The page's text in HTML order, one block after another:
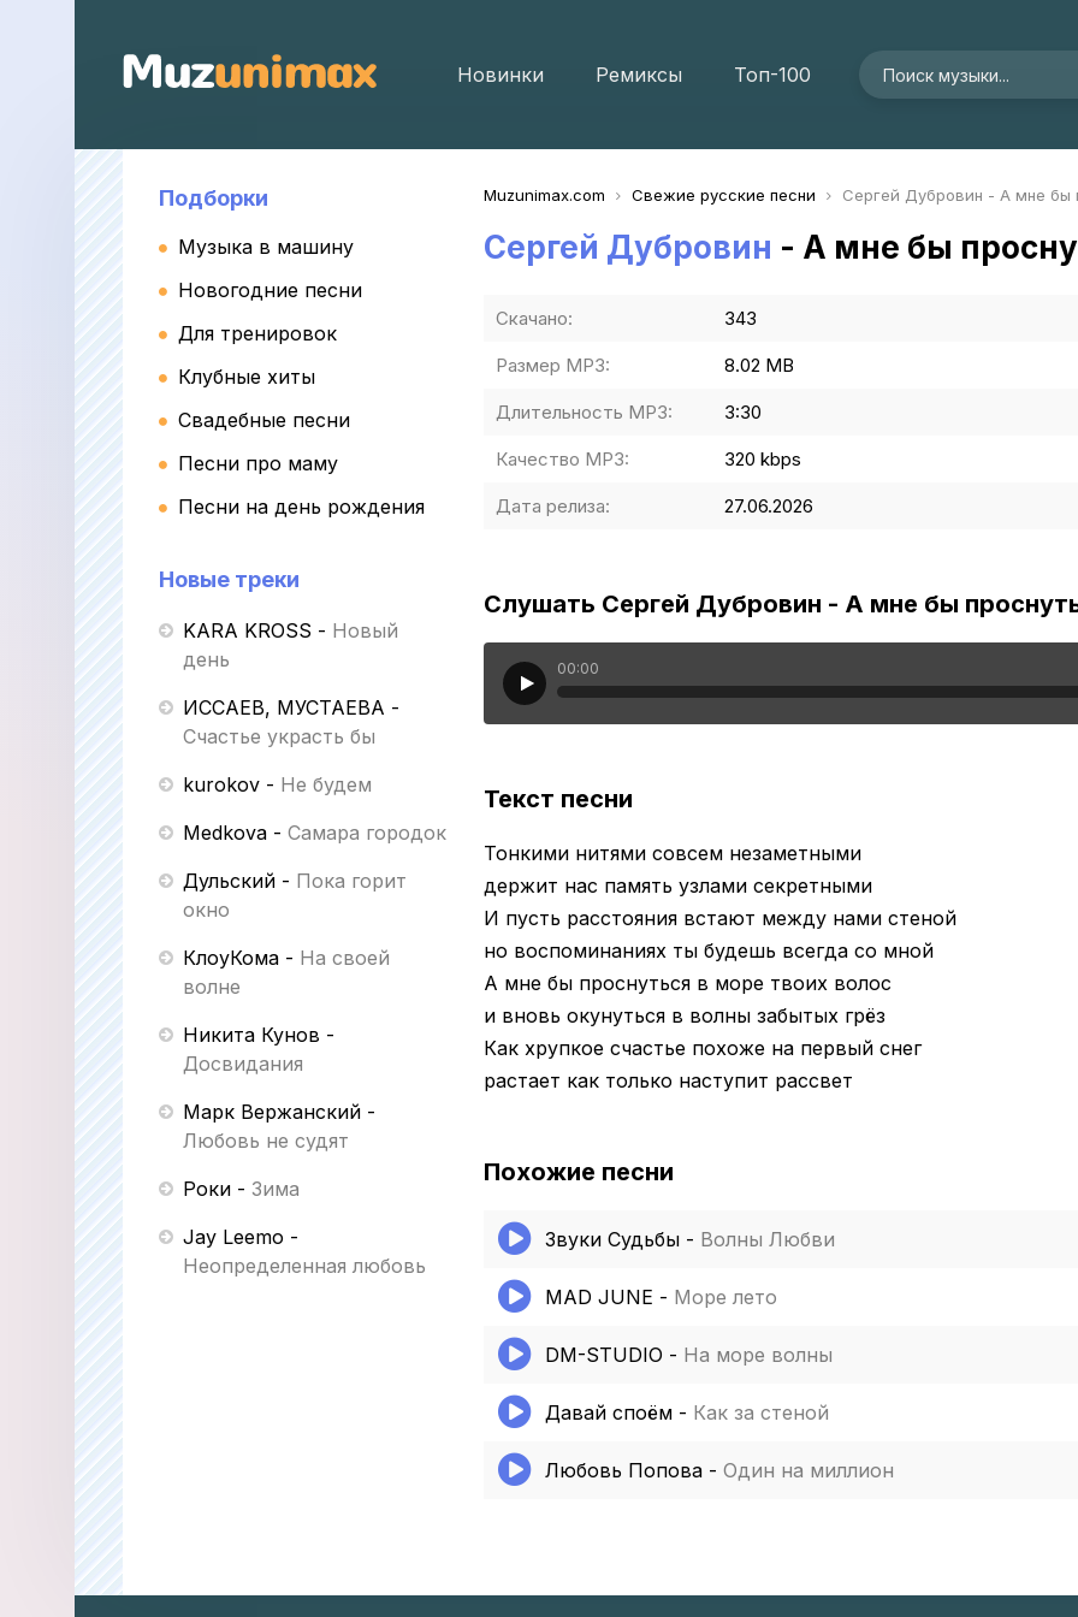
Новинки Ремиксы Топ-100
Подборки
Музыка в машину
Новогодние песни
Для тренировок
Клубные хиты
Свадебные песни
Песни про маму
Песни на день рождения
Новые треки
KARA KROSS - Новый
день
ИССАЕВ, МУСТАЕВА -
Счастье украсть бы
kurokov - Не будем
Medkova - Самара городок
Дульский - Пока горит
окно
КлоуКома - На своей
волне
Никита Кунов -
Досвидания
Марк Вержанский -
Любовь не судят
Роки - Зима
Jay Leemo -
Неопределенная любовь
Muzunimax.com Свежие русские песни Сергей Дубровин - А мне бы
Сергей Дубровин - А мне бы
Скачано: 343
Размер MP3: 8.02 MB
Длительность MP3: 3:30
Качество MP3: 320 kbps
Дата релиза: 27.06.2026
Слушать Сергей Дубровин - А мне бы
00:00
Текст песни
Тонкими нитями совсем незаметными
держит нас память узлами секретными
И пусть расстояния встают между нами стеной
но воспоминаниях ты будешь всегда со мной
А мне бы проснуться в море твоих волос
и вновь окунуться в волны забытых грёз
Как хрупкое счастье похоже на первый снег
растает как только наступит рассвет
Похожие песни
Звуки Судьбы - Волны Любви
MAD JUNE - Море лето
DM-STUDIO - На море волны
Давай споём - Как за стеной
Любовь Попова - Один на миллион